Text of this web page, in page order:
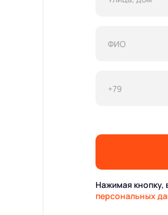
Нажимая кнопку,
персональных